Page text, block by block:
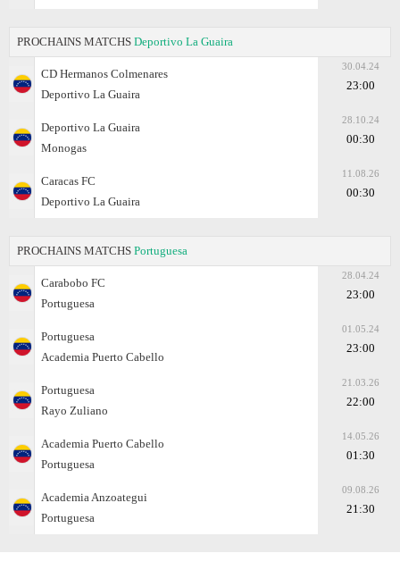
PROCHAINS MATCHS Deportivo La Guaira
CD Hermanos Colmenares
Deportivo La Guaira
30.04.24
23:00
Deportivo La Guaira
Monogas
28.10.24
00:30
Caracas FC
Deportivo La Guaira
11.08.26
00:30
PROCHAINS MATCHS Portuguesa
Carabobo FC
Portuguesa
28.04.24
23:00
Portuguesa
Academia Puerto Cabello
01.05.24
23:00
Portuguesa
Rayo Zuliano
21.03.26
22:00
Academia Puerto Cabello
Portuguesa
14.05.26
01:30
Academia Anzoategui
Portuguesa
09.08.26
21:30